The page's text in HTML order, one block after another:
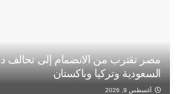
مصر تقترب من الانضمام إلى تحالف
السعودية وتركيا وباكستان
أغسطس 9, 2026